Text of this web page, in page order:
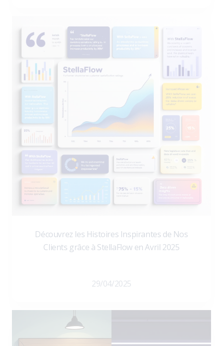
Découvrez les Histoires Inspirantes de Nos
Clients grâce à StellaFlow en Avril 2025
29/04/2025